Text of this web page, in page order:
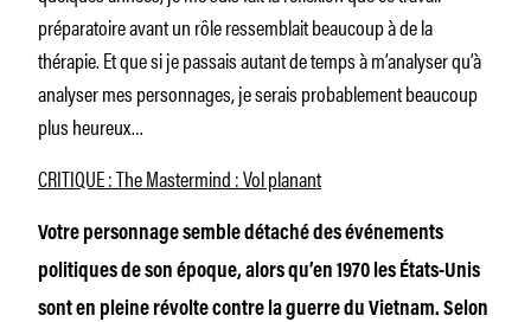
préparatoire avant un rôle ressemblait beaucoup à de la
thérapie. Et que si je passais autant de temps à m’analyser qu’à
analyser mes personnages, je serais probablement beaucoup
plus heureux…
CRITIQUE : The Mastermind : Vol planant
Votre personnage semble détaché des événements
politiques de son époque, alors qu’en 1970 les États-Unis
sont en pleine révolte contre la guerre du Vietnam. Selon